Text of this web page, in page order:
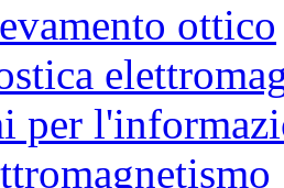
ottico
per